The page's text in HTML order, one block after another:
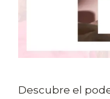
Descubre el